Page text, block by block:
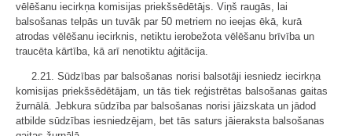
vēlēšanu iecirkņa komisijas priekšsēdētājs. Viņš raugās, lai
balsošanas telpās un tuvāk par 50 metriem no ieejas ēkā, kurā
atrodas vēlēšanu iecirknis, netiktu ierobežota vēlēšanu brīvība un
traucēta kārtība, kā arī nenotiktu aģitācija.
2.21. Sūdzības par balsošanas norisi balsotāji iesniedz iecirkņa
komisijas priekšsēdētājam, un tās tiek reģistrētas balsošanas gaitas
žurnālā. Jebkura sūdzība par balsošanas norisi jāizskata un jādod
atbilde sūdzības iesniedzējam, bet tās saturs jāieraksta balsošanas